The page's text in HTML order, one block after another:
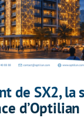
de SX2, la
d’Optilian